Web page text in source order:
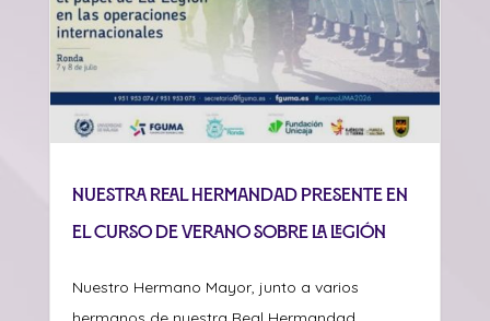
Nuestra Real Hermandad presente en
el curso de verano sobre La Legión
Nuestro Hermano Mayor, junto a varios